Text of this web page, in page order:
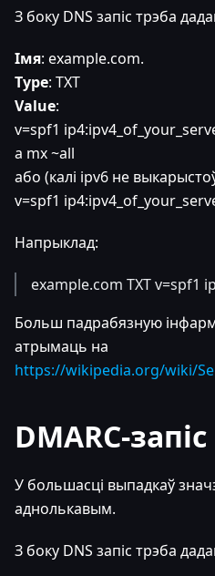
З боку DNS запіс трэба
Імя: example.com.
Type: TXT
Value:
v=spf1 ip4
a mx ~all
або (калі ipv6 не
v=spf1 ip4
Напрыклад:
example.com TXT v=spf1
Больш падрабязную
атрымаць на
https://wikipedia.org/wiki/
DMARC-запіс
У большасці выпадкаў
аднолькавым.
З боку DNS запіс трэба